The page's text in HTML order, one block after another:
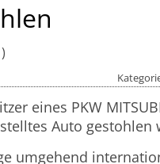
eines PKW
Auto gestohlen
umgehend